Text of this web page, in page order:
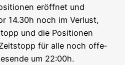
eröff­net und
14.30h noch im Ver­lust,
und die Posi­tio­nen
für alle noch offe­
um 22:00h.